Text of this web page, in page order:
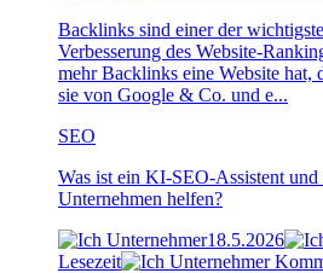
Backlinks sind einer der
Verbesserung des Website-
mehr Backlinks eine Website hat,
sie von Google & Co. und e...
SEO
Was ist ein KI-SEO-Assistent
Unternehmen helfen?
18.5.2026
Lesezeit